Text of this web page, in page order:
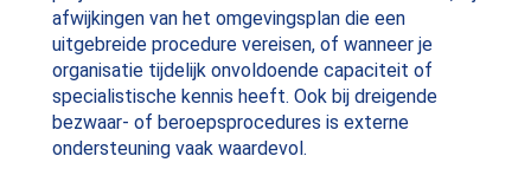
afwijkingen van het omgevingsplan die een
uitgebreide procedure vereisen, of wanneer je
organisatie tijdelijk onvoldoende capaciteit of
specialistische kennis heeft. Ook bij dreigende
bezwaar- of beroepsprocedures is externe
ondersteuning vaak waardevol.